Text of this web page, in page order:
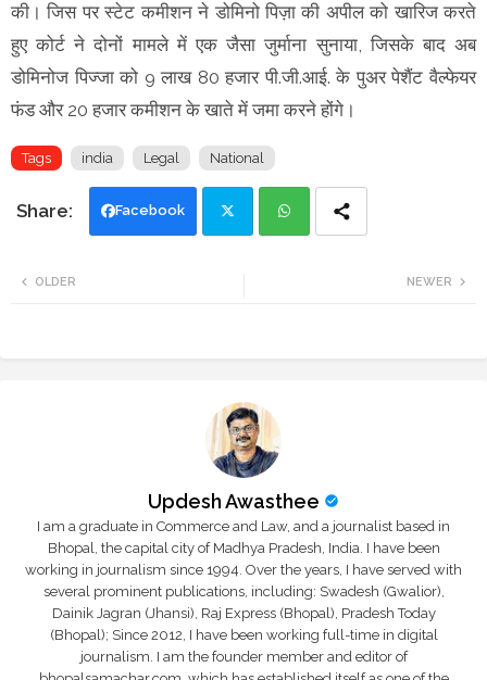
की। जिस पर स्टेट कमीशन ने डोमिनो पिज़ा की अपील को खारिज करते
हुए कोर्ट ने दोनों मामले में एक जैसा जुर्माना सुनाया, जिसके बाद अब
डोमिनोज पिज्जा को 9 लाख 80 हजार पी.जी.आई. के पुअर पेशैंट वैल्फेयर
फंड और 20 हजार कमीशन के खाते में जमा करने होंगे।
Tags india Legal National
Facebook
NEWER
OLDER
Updesh Awasthee
I am a graduate in Commerce and Law, and a journalist based in
Bhopal, the capital city of Madhya Pradesh, India. I have been
working in journalism since 1994. Over the years, I have served with
several prominent publications, including: Swadesh (Gwalior),
Dainik Jagran (Jhansi), Raj Express (Bhopal), Pradesh Today
(Bhopal); Since 2012, I have been working full-time in digital
journalism. I am the founder member and editor of